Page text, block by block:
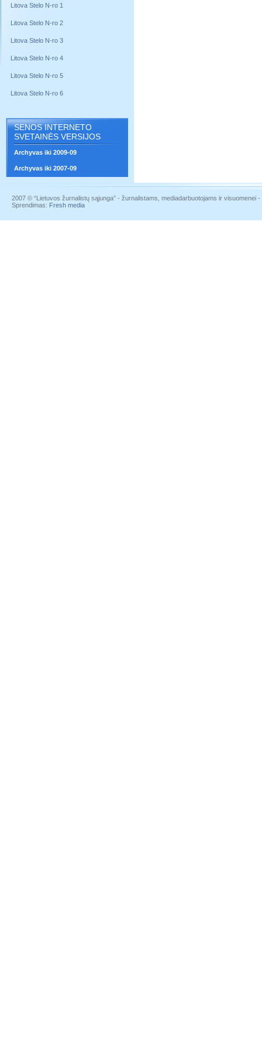
Litova Stelo N-ro 1
Litova Stelo N-ro 2
Litova Stelo N-ro 3
Litova Stelo N-ro 4
Litova Stelo N-ro 5
Litova Stelo N-ro 6
SENOS INTERNETO
SVETAINĖS VERSIJOS
Archyvas iki 2009-09
Archyvas iki 2007-09
2007 © “Lietuvos žurnalistų sąjunga” - žurnalistams, mediadarbuotojams ir visuomenei
Sprendimas: Fresh media